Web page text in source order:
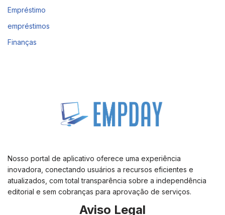
Empréstimo
empréstimos
Finanças
Nosso portal de aplicativo oferece uma experiência
inovadora, conectando usuários a recursos eficientes e
atualizados, com total transparência sobre a independência
editorial e sem cobranças para aprovação de serviços.
Aviso Legal